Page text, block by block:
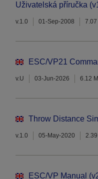
Uživatelská příručka
v.1.0 01-Sep-2008 7.07
ESC/VP21
v.U 03-Jun-2026 6.12
Throw Distance
v.1.0 05-May-2020
ESC/VP Manual